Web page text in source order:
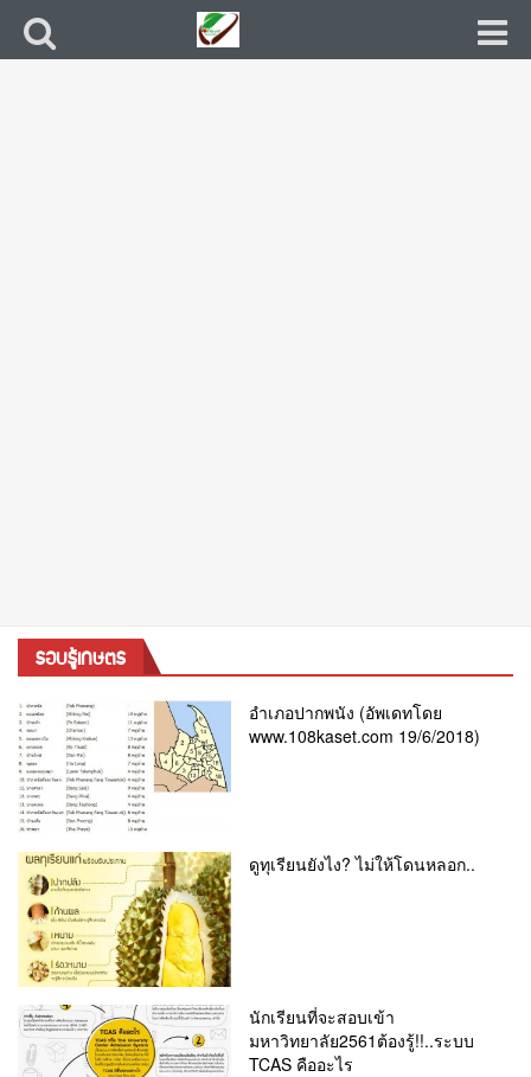
รอบรู้เกษตร
อำเภอปากพนัง (อัพเดทโดย
www.108kaset.com 19/6/2018)
ดูทุเรียนยังไง? ไม่ให้โดนหลอก..
นักเรียนที่จะสอบเข้า
มหาวิทยาลัย2561ต้องรู้!!..ระบบ
TCAS คืออะไร